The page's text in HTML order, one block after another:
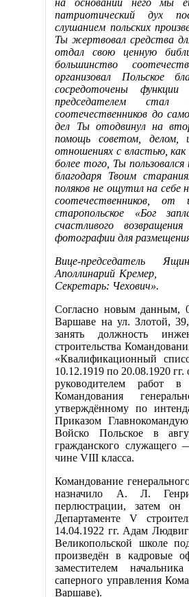
на основании него мы
патриотический дух
слушанием польских
Ты жертвовал средства
отдал свою ценную
большинство
организовал Польское
сосредоточены
председателем стал
соотечественников до
дел Ты отодвинул на
помощь советом, делом,
отношениях с властью, как
более того, Ты
благодаря Твоим
поляков не ощутил на себе
соотечественников,
старопольское «Бог
счастливого
фотографии для
Вице-председатель
Аполлинарий
Секретарь: Чехович».
Согласно новым данным,
Варшаве на ул. Злотой,
занять должность
строительства
«Квалификационный
10.12.1919 по 20.08.1920
руководителем работ в
Командования
утверждённому по
Приказом
Войско Польское в
гражданского
чине VIII класса.
Командование
назначило А. Л.
перлюстрации, затем он
Департаменте V
14.04.1922 гг. Адам
Великопольской школе
произведён в кадровые
заместителем
саперного управления
Варшаве).